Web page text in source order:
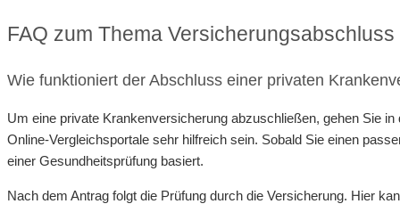
FAQ zum Thema Versicherungsabschluss
Wie funktioniert der Abschluss einer privaten
Um eine private Krankenversicherung abzuschließen, gehen Sie
Online-Vergleichsportale sehr hilfreich sein. Sobald Sie einen
einer Gesundheitsprüfung basiert.
Nach dem Antrag folgt die Prüfung durch die Versicherung. Hier